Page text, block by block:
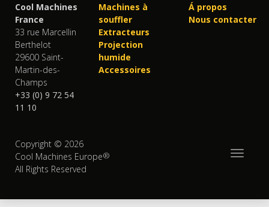
Cool Machines
France
33 rue Marcellin
Berthelot
29600 Saint-
Martin-des-
Champs
+33 (0) 9 72 54
11 10
Machines à
souffler
Extracteurs
Projection
humide
Accessoires
Á propos
Nous contacter
Copyright © 2026
Cool Machines Europe®
All Rights Reserved
Toggle